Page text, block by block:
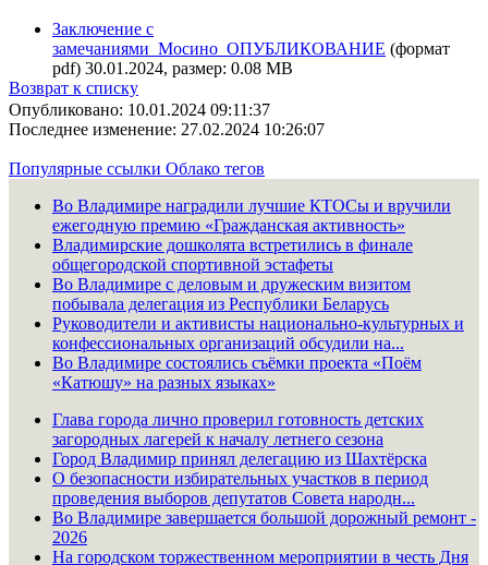
Заключение с
замечаниями_Мосино_ОПУБЛИКОВАНИЕ (формат
pdf) 30.01.2024, размер: 0.08 MB
Возврат к списку
Опубликовано: 10.01.2024 09:11:37
Последнее изменение: 27.02.2024 10:26:07
Популярные ссылки Облако тегов
Во Владимире наградили лучшие КТОСы и вручили
ежегодную премию «Гражданская активность»
Владимирские дошколята встретились в финале
общегородской спортивной эстафеты
Во Владимире с деловым и дружеским визитом
побывала делегация из Республики Беларусь
Руководители и активисты национально-культурных и
конфессиональных организаций обсудили на...
Во Владимире состоялись съёмки проекта «Поём
«Катюшу» на разных языках»
Глава города лично проверил готовность детских
загородных лагерей к началу летнего сезона
Город Владимир принял делегацию из Шахтёрска
О безопасности избирательных участков в период
проведения выборов депутатов Совета народн...
Во Владимире завершается большой дорожный ремонт -
2026
На городском торжественном мероприятии в честь Дня